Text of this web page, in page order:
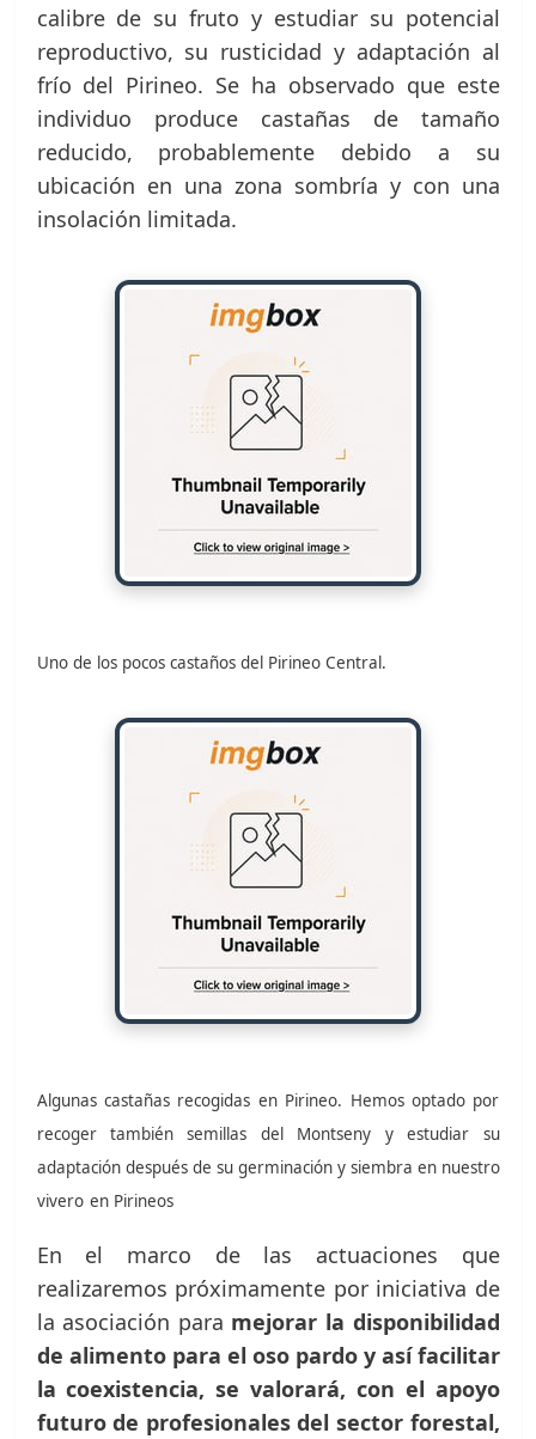
calibre de su fruto y estudiar su potencial
reproductivo, su rusticidad y adaptación al
frío del Pirineo. Se ha observado que este
individuo produce castañas de tamaño
reducido, probablemente debido a su
ubicación en una zona sombría y con una
insolación limitada.
Uno de los pocos castaños del Pirineo Central.
Algunas castañas recogidas en Pirineo. Hemos optado por
recoger también semillas del Montseny y estudiar su
adaptación después de su germinación y siembra en nuestro
vivero en Pirineos
En el marco de las actuaciones que
realizaremos próximamente por iniciativa de
la asociación para mejorar la disponibilidad
de alimento para el oso pardo y así facilitar
la coexistencia, se valorará, con el apoyo
futuro de profesionales del sector forestal,